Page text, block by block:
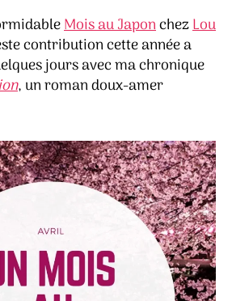
Mois au JaponchezLou
contribution cette année a
jours avec ma chronique
, un roman doux-amer